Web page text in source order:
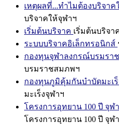
เหตุผลที่...ทำไมต้องบริจาค
บริจาคให้จุฬาฯ
เริ่มต้นบริจาค เริ่มต้นบริจา
ระบบบริจาคอิเล็กทรอนิกส์
กองทุนจุฬาลงกรณ์บรมรา
บรมราชสมภพฯ
กองทุนภูมิคุ้มกันบำบัดมะเร็
มะเร็งจุฬาฯ
โครงการอุทยาน 100 ปี จุ
โครงการอุทยาน 100 ปี จุ